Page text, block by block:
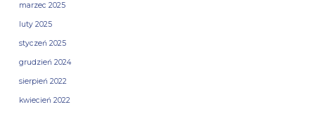
marzec 2025
luty 2025
styczeń 2025
grudzień 2024
sierpień 2022
kwiecień 2022